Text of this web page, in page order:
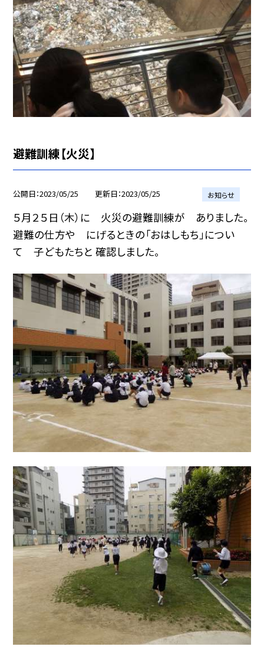
避難訓練【火災】
公開日 2023/05/25 更新日 2023/05/25 お知らせ
５月２５日（木）に 火災の避難訓練が ありました。
避難の仕方や にげるときの「おはしもち」につい
て 子どもたちと 確認しました。